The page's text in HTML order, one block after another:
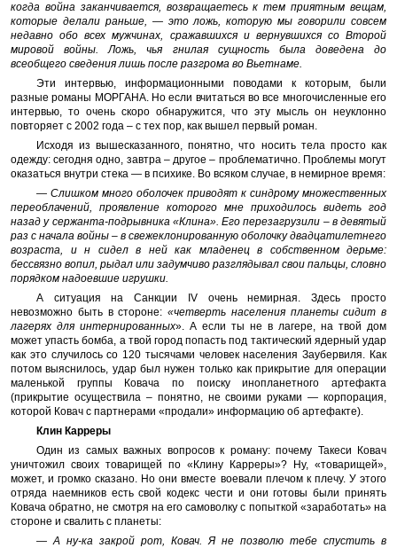
когда война заканчивается, возвращаетесь к тем приятным вещам,
которые делали раньше, — это ложь, которую мы говорили совсем
недавно обо всех мужчинах, сражавшихся и вернувшихся со Второй
мировой войны. Ложь, чья гнилая сущность была доведена до
всеобщего сведения лишь после разгрома во Вьетнаме.
Эти интервью, информационными поводами к которым, были
разные романы МОРГАНА. Но если вчитаться во все многочисленные его
интервью, то очень скоро обнаружится, что эту мысль он неуклонно
повторяет с 2002 года – с тех пор, как вышел первый роман.
Исходя из вышесказанного, понятно, что носить тела просто как
одежду: сегодня одно, завтра – другое – проблематично. Проблемы могут
оказаться внутри стека — в психике. Во всяком случае, в немирное время:
— Слишком много оболочек приводят к синдрому множественных
переоблачений, проявление которого мне приходилось видеть год
назад у сержанта-подрывника «Клина». Его перезагрузили – в девятый
раз с начала войны – в свежеклонированную оболочку двадцатилетнего
возраста, и н сидел в ней как младенец в собственном дерьме:
бессвязно вопил, рыдал или задумчиво разглядывал свои пальцы, словно
порядком надоевшие игрушки.
А ситуация на Санкции IV очень немирная. Здесь просто
невозможно быть в стороне: «четверть населения планеты сидит в
лагерях для интернированных». А если ты не в лагере, на твой дом
может упасть бомба, а твой город попасть под тактический ядерный удар
как это случилось со 120 тысячами человек населения Заубервиля. Как
потом выяснилось, удар был нужен только как прикрытие для операции
маленькой группы Ковача по поиску инопланетного артефакта
(прикрытие осуществила – понятно, не своими руками — корпорация,
которой Ковач с партнерами «продали» информацию об артефакте).
Клин Карреры
Один из самых важных вопросов к роману: почему Такеси Ковач
уничтожил своих товарищей по «Клину Карреры»? Ну, «товарищей»,
может, и громко сказано. Но они вместе воевали плечом к плечу. У этого
отряда наемников есть свой кодекс чести и они готовы были принять
Ковача обратно, не смотря на его самоволку с попыткой «заработать» на
стороне и свалить с планеты:
— А ну-ка закрой рот, Ковач. Я не позволю тебе спустить в